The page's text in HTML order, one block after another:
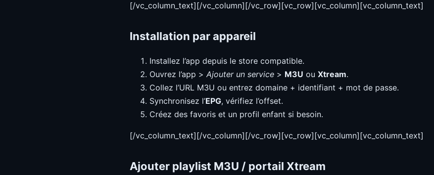
[/vc_column_text][/vc_column][/vc_row][vc_row][vc_column][vc_column_text]
Installation par appareil
Installez l’app depuis le store compatible.
Ouvrez l’app > Ajouter un service > M3U ou Xtream.
Collez l’URL M3U ou entrez domaine + identifiant + mot de passe.
Synchronisez l’EPG, vérifiez l’offset.
Créez des favoris et un profil enfant si besoin.
[/vc_column_text][/vc_column][/vc_row][vc_row][vc_column][vc_column_text]
Ajouter playlist M3U / portail Xtream